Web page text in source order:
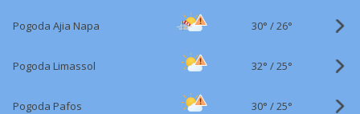
Pogoda Ajia Napa 30° /26°
Pogoda Limassol 32° /25°
Pogoda Pafos 30° /25°